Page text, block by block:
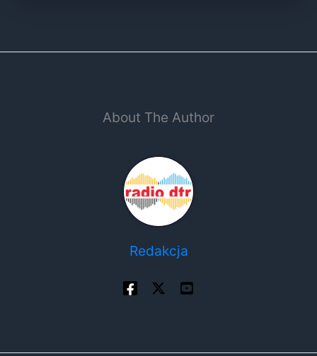
About The Author
Redakcja